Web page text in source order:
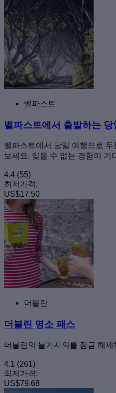
벨파스트
벨파스트에서 출발하는 당
벨파스트에서 당일 여행으로
보세요. 잊을 수 없는 경험이 기
4.4 (55)
최저가격:
US$17.50
더블린
더블린 명소 패스
더블린의 불가사의를 잠금 해제
4.1 (261)
최저가격:
US$79.68